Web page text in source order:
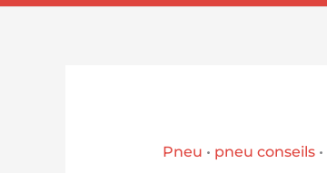
Pneu • pneu conseils•